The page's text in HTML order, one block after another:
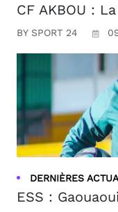
CF AKBOU :
BY SPORT 24
DERNIÈRES
ESS :